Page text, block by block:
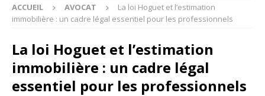
ACCUEIL AVOCAT
La loi Hoguet et l’estimation
immobilière : un cadre légal essentiel pour les professionnels
La loi Hoguet et l’estimation
immobilière : un cadre légal
essentiel pour les professionnels